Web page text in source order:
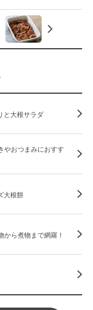
と大根サラダ
やおつまみにおすす
大根餅
ら煮物まで網羅！